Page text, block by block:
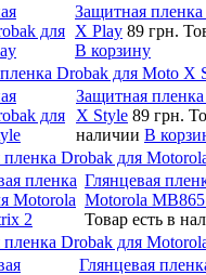
Защитная
X Play 89 грн.
В корзину
Drobak для Moto X
Защитная
X Style 89 грн.
наличии В
пленка Drobak для
Глянцевая
Motorola
Товар есть в
пленка Drobak для
Глянцевая